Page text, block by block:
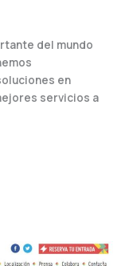
del mundo
en
servicios a